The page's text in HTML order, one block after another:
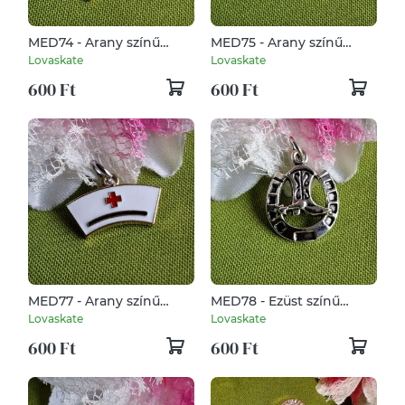
MED74 - Arany színű
egyészségügy medál
injekcióstű
Lovaskate
600 Ft
MED75 - Arany színű
egyészségügy medál
Lovaskate
600 Ft
MED77 - Arany színű
egyészségügy medál
Lovaskate
600 Ft
MED78 - Ezüst színű
lovas, cowboly medál
csizma cégér
Lovaskate
600 Ft